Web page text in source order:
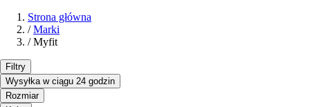
Strona główna
/ Marki
/ Myfit
Filtry
Wysyłka w ciągu 24 godzin
Rozmiar